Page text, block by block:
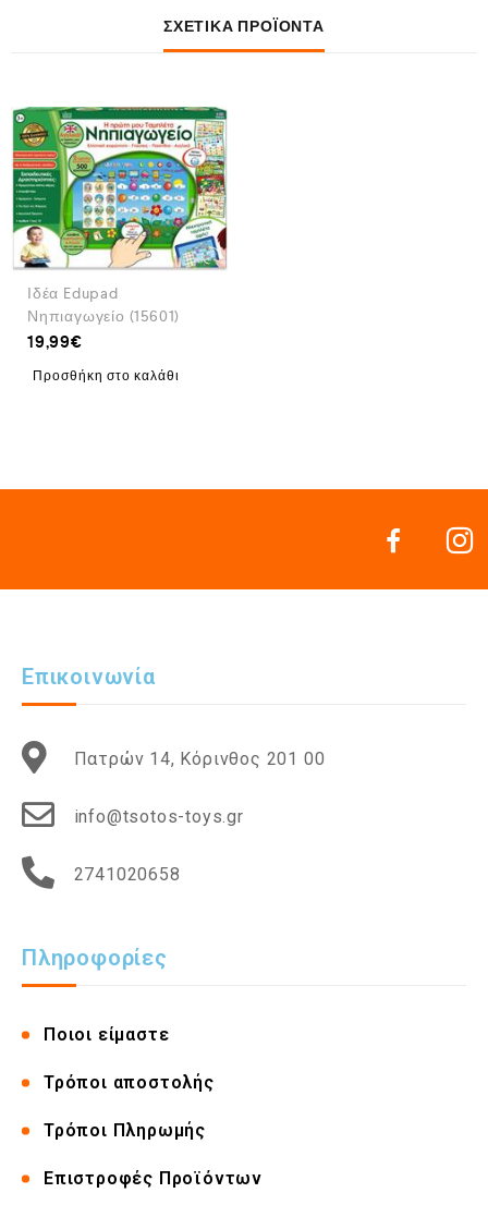
ΣΧΕΤΙΚΆ ΠΡΟΪΌΝΤΑ
Ιδέα Edupad
Νηπιαγωγείο (15601)
19,99€
Προσθήκη στο καλάθι
Επικοινωνία
Πατρών 14, Κόρινθος 201 00
info@tsotos-toys.gr
2741020658
Πληροφορίες
Ποιοι είμαστε
Τρόποι αποστολής
Τρόποι Πληρωμής
Επιστροφές Προϊόντων